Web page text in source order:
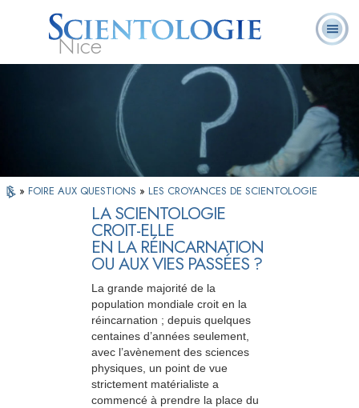
Nice
Qu’est-ce que la
Scientologie ?
Ministres
volontaires
Foire aux
questions
» FOIRE AUX QUESTIONS » LES CROYANCES DE SCIENTOLOGIE
LA SCIENTOLOGIE
CROIT-ELLE
EN LA RÉINCARNATION
OU AUX VIES PASSÉES ?
La grande majorité de la
population mondiale croit en la
réincarnation ; depuis quelques
centaines d’années seulement,
avec l’avènement des sciences
physiques, un point de vue
strictement matérialiste a
commencé à prendre la place du